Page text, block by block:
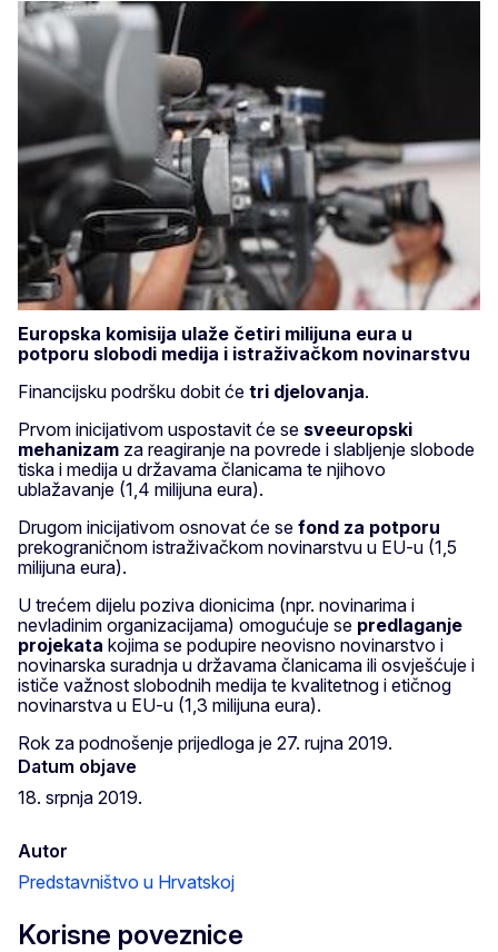
Europska komisija ulaže četiri milijuna eura u
potporu slobodi medija i istraživačkom novinarstvu
Financijsku podršku dobit će tri djelovanja.
Prvom inicijativom uspostavit će se sveeuropski
mehanizam za reagiranje na povrede i slabljenje slobode
tiska i medija u državama članicama te njihovo
ublažavanje (1,4 milijuna eura).
Drugom inicijativom osnovat će se fond za potporu
prekograničnom istraživačkom novinarstvu u EU-u (1,5
milijuna eura).
U trećem dijelu poziva dionicima (npr. novinarima i
nevladinim organizacijama) omogućuje se predlaganje
projekata kojima se podupire neovisno novinarstvo i
novinarska suradnja u državama članicama ili osvješćuje i
ističe važnost slobodnih medija te kvalitetnog i etičnog
novinarstva u EU-u (1,3 milijuna eura).
Rok za podnošenje prijedloga je 27. rujna 2019.
Datum objave
18. srpnja 2019.
Autor
Predstavništvo u Hrvatskoj
Korisne poveznice